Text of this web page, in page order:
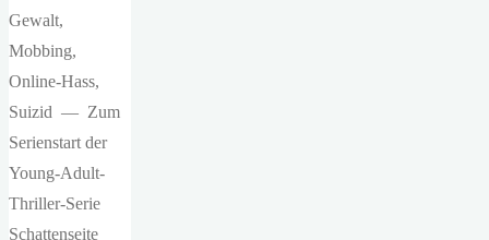
Gewalt,
Mobbing,
Online-Hass,
Suizid — Zum
Serienstart der
Young-Adult-
Thriller-Serie
Schattenseite